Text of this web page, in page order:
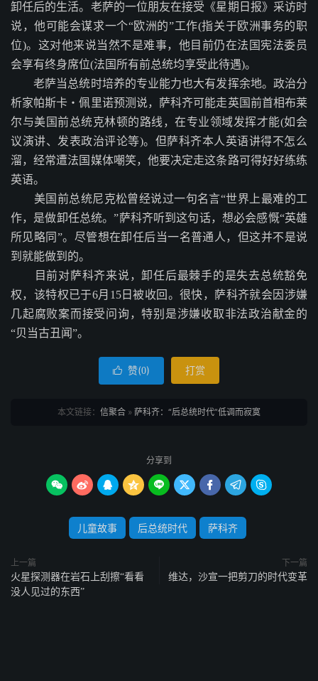
卸任后的生活。老萨的一位朋友在接受《星期日报》采访时
说，他可能会谋求一个“欧洲的”工作(指关于欧洲事务的职
位)。这对他来说当然不是难事，他目前仍在法国宪法委员
会享有终身席位(法国所有前总统均享受此待遇)。
老萨当总统时培养的专业能力也大有发挥余地。政治分
析家帕斯卡・佩里诺预测说，萨科齐可能走英国前首相布莱
尔与美国前总统克林顿的路线，在专业领域发挥才能(如会
议演讲、发表政治评论等)。但萨科齐本人英语讲得不怎么
溜，经常遭法国媒体嘲笑，他要决定走这条路可得好好练练
英语。
美国前总统尼克松曾经说过一句名言“世界上最难的工
作，是做卸任总统。”萨科齐听到这句话，想必会感慨“英雄
所见略同”。尽管想在卸任后当一名普通人，但这并不是说
到就能做到的。
目前对萨科齐来说，卸任后最棘手的是失去总统豁免
权，该特权已于6月15日被收回。很快，萨科齐就会因涉嫌
几起腐败案而接受问询，特别是涉嫌收取非法政治献金的
“贝当古丑闻”。
 赞(0) 打赏
本文链接： 信聚合 » 萨科齐：“后总统时代”低调而寂寞
分享到
        
儿童故事 后总统时代 萨科齐
上一篇
火星探测器在岩石上刮擦“看看
没人见过的东西”
下一篇
维达，沙宣一把剪刀的时代变革